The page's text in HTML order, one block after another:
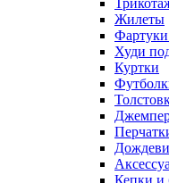
Жилеты
Худи
Куртки
Кепки и